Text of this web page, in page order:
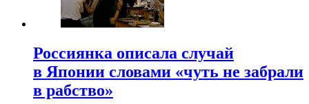
Россиянка описала случай
в Японии словами «чуть не забрали
в рабство»